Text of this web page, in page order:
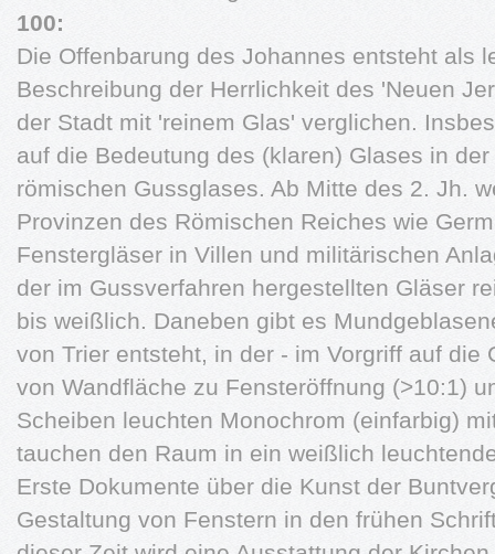
100:
Die Offenbarung des Johannes entsteht als
Beschreibung der Herrlichkeit des 'Neuen
der Stadt mit 'reinem Glas' verglichen.
auf die Bedeutung des (klaren) Glases in
römischen Gussglases. Ab Mitte des 2. Jh.
Provinzen des Römischen Reiches wie
Fenstergläser in Villen und militärischen
der im Gussverfahren hergestellten Gläser
bis weißlich. Daneben gibt es
von Trier entsteht, in der - im Vorgriff auf die
von Wandfläche zu Fensteröffnung (>10:1)
Scheiben leuchten Monochrom (einfarbig)
tauchen den Raum in ein weißlich
Erste Dokumente über die Kunst der
Gestaltung von Fenstern in den frühen